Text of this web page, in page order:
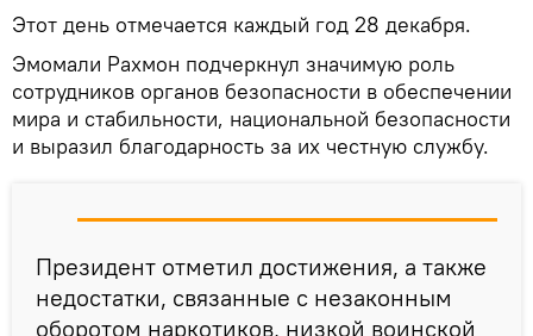
Этот день отмечается каждый год 28 декабря.
Эмомали Рахмон подчеркнул значимую роль
сотрудников органов безопасности в обеспечении
мира и стабильности, национальной безопасности
и выразил благодарность за их честную службу.
Президент отметил достижения, а также
недостатки, связанные с незаконным
оборотом наркотиков, низкой воинской